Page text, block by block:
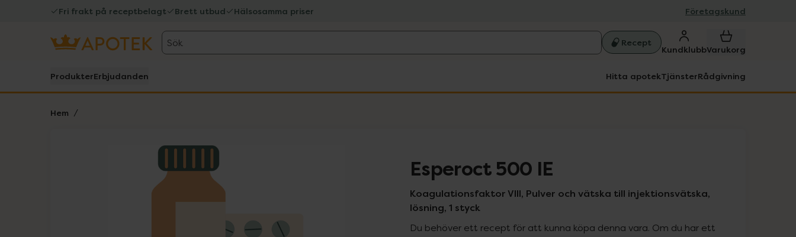
Fri frakt på receptbelagt Brett utbud Hälsosamma priser Företagskund
Sök Recept
KundklubbVarukorg
ProdukterErbjudanden Hitta apotekTjänsterRådgivning
Hem
Lista: . Innehåller 1 objekt. Esperoct 500 IE
Koagulationsfaktor VIII, Pulver och vätska till injektionsvätska,
lösning, 1 styck
Du behöver ett recept för att kunna köpa denna vara. Om du har ett